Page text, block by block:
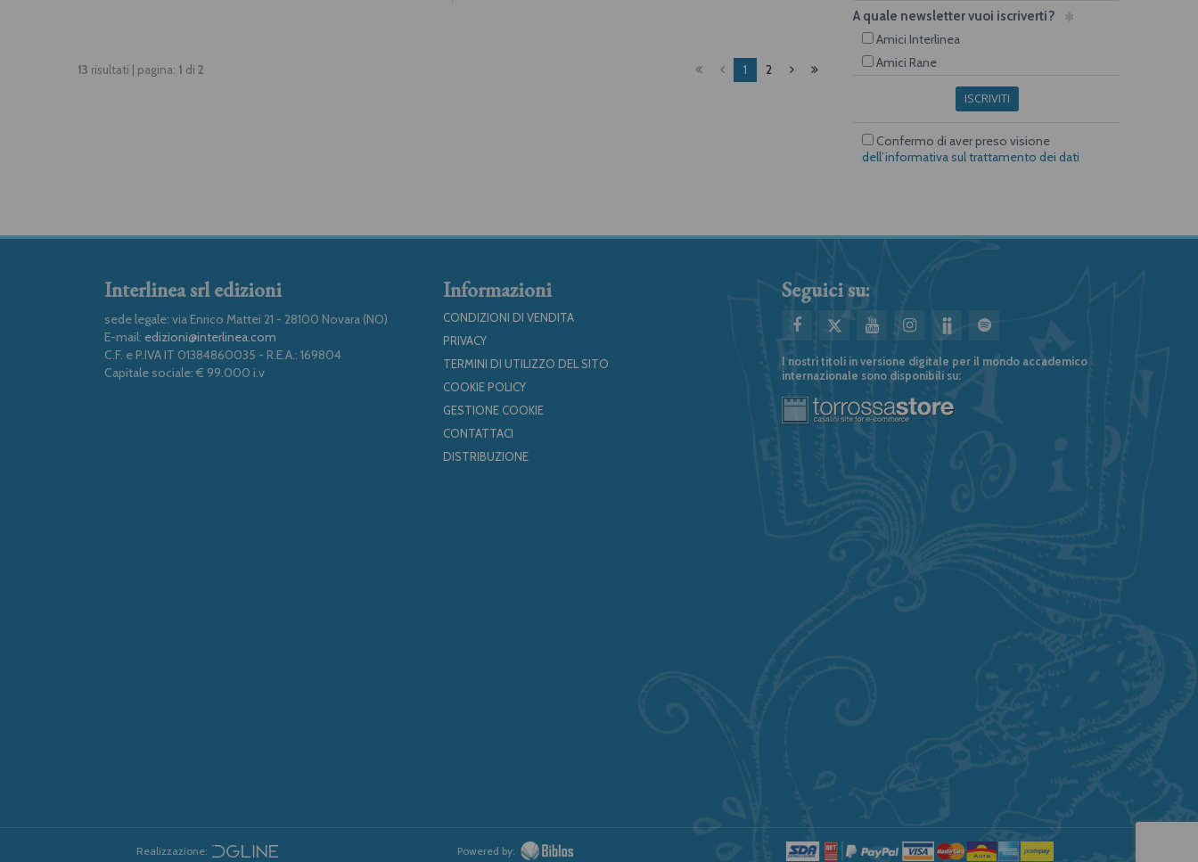
13 risultati | pagina: 1 di 2 1 2
A quale newsletter vuoi iscriverti?
Amici Interlinea
Amici Rane
ISCRIVITI
Confermo di aver preso visione
dell’informativa sul trattamento dei dati
Interlinea srl edizioni
sede legale: via Enrico Mattei 21 - 28100 Novara (NO)
E-mail: edizioni@interlinea.com
C.F. e P.IVA IT 01384860035 - R.E.A.: 169804
Capitale sociale: € 99.000 i.v
Informazioni
CONDIZIONI DI VENDITA
PRIVACY
TERMINI DI UTILIZZO DEL SITO
COOKIE POLICY
GESTIONE COOKIE
CONTATTACI
DISTRIBUZIONE
Seguici su:
I nostri titoli in versione digitale per il mondo accademico
internazionale sono disponibili su:
Realizzazione: Powered by: